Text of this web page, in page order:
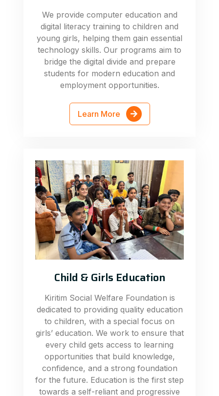
We provide computer education and
digital literacy training to children and
young girls, helping them gain essential
technology skills. Our programs aim to
bridge the digital divide and prepare
students for modern education and
employment opportunities.
Learn More
Child & Girls Education
Kiritim Social Welfare Foundation is
dedicated to providing quality education
to children, with a special focus on
girls’ education. We work to ensure that
every child gets access to learning
opportunities that build knowledge,
confidence, and a strong foundation
for the future. Education is the first step
towards a self-reliant and progressive